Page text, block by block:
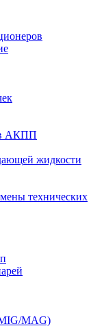
в АКПП
жидкости
технических
MAG)